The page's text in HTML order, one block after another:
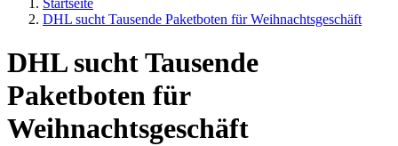
DHL sucht Tausende Paketboten für Weihnachtsgeschäft
DHL sucht Tausende
Paketboten für
Weihnachtsgeschäft